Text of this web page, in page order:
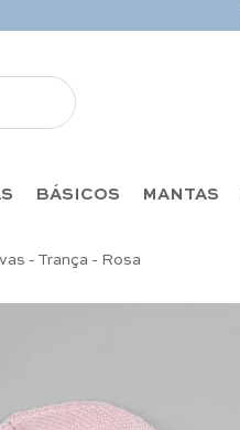
BÁSICOS MANTAS
- Trança - Rosa